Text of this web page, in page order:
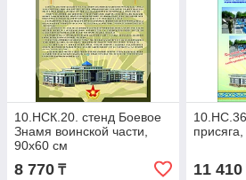
10.НСК.20. стенд Боевое
Знамя воинской части,
90х60 см
8 770 ₸ 11 410